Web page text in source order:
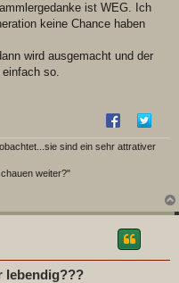
ist WEG. Ich
keine Chance haben
wird ausgemacht und der
so.
sind ein sehr attrativer
weiter?"
lebendig???